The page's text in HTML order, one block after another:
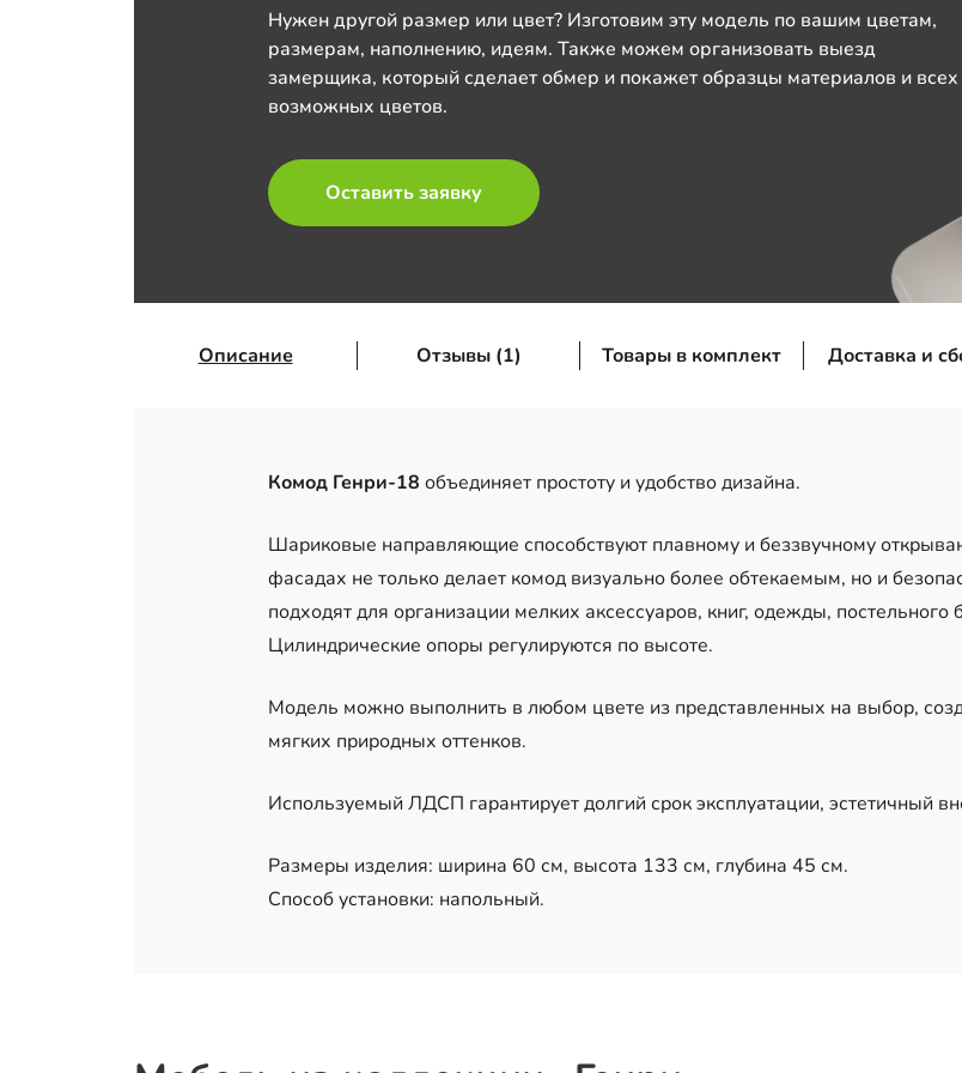
Нужен другой размер или цвет? Изготовим эту модель по вашим цветам,
размерам, наполнению, идеям. Также можем организовать выезд
замерщика, который сделает обмер и покажет образцы материалов и всех
возможных цветов.
Оставить заявку
Описание Отзывы (1) Товары в комплект Доставка и
Комод Генри-18 объединяет простоту и удобство дизайна.
Шариковые направляющие способствуют плавному и беззвучному
фасадах не только делает комод визуально более обтекаемым, но и
подходят для организации мелких аксессуаров, книг, одежды,
Цилиндрические опоры регулируются по высоте.
Модель можно выполнить в любом цвете из представленных на выбор,
мягких природных оттенков.
Используемый ЛДСП гарантирует долгий срок эксплуатации, эстетичный
Размеры изделия: ширина 60 см, высота 133 см, глубина 45 см.
Способ установки: напольный.